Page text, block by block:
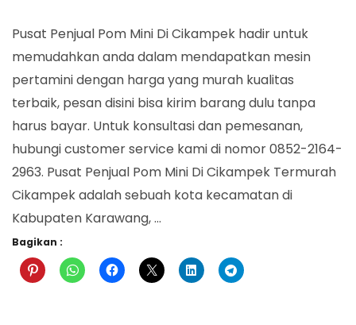
Pom
Mini
Di
Cikampek
Pusat Penjual Pom Mini Di Cikampek hadir untuk
memudahkan anda dalam mendapatkan mesin
pertamini dengan harga yang murah kualitas
terbaik, pesan disini bisa kirim barang dulu tanpa
harus bayar. Untuk konsultasi dan pemesanan,
hubungi customer service kami di nomor 0852-2164-
2963. Pusat Penjual Pom Mini Di Cikampek Termurah
Cikampek adalah sebuah kota kecamatan di
Kabupaten Karawang, …
Bagikan :